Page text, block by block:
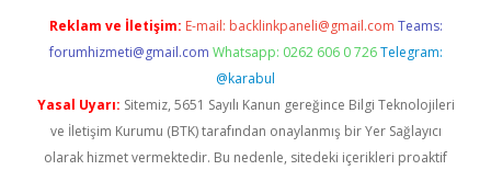
Reklam ve İletişim: E-mail: backlinkpaneli@gmail.com Teams:
forumhizmeti@gmail.com Whatsapp: 0262 606 0 726 Telegram:
@karabul
Yasal Uyarı: Sitemiz, 5651 Sayılı Kanun gereğince Bilgi Teknolojileri
ve İletişim Kurumu (BTK) tarafından onaylanmış bir Yer Sağlayıcı
olarak hizmet vermektedir. Bu nedenle, sitedeki içerikleri proaktif